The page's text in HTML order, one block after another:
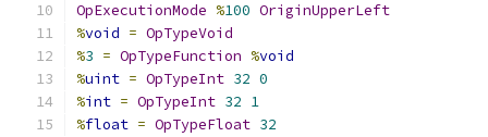
OpExecutionMode %100 OriginUpperLeft
%void = OpTypeVoid
%3 = OpTypeFunction %void
%uint = OpTypeInt 32 0
%int = OpTypeInt 32 1
%float = OpTypeFloat 32